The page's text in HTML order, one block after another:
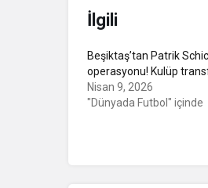
İlgili
Beşiktaş’tan Patrik
operasyonu! Kulüp
Nisan 9, 2026
"Dünyada Futbol" içinde